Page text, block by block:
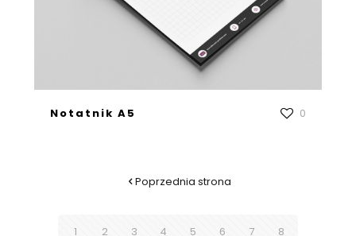
Notatnik A5 0
Poprzednia strona
1 2 3 4 5 6 7
8